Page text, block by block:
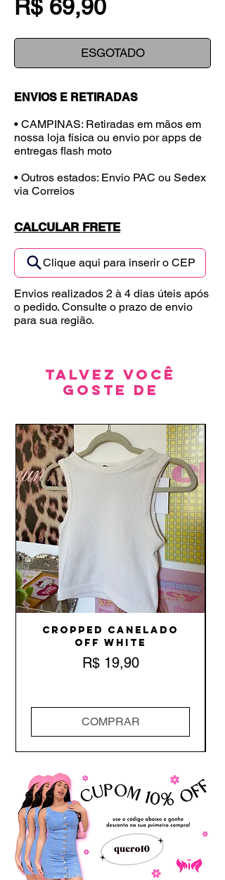
R$ 69,90Preço
ESGOTADO
ENVIOS E RETIRADAS
• CAMPINAS: Retiradas em mãos em
nossa loja física ou envio por apps de
entregas flash moto
• Outros estados: Envio PAC ou Sedex
via Correios
CALCULAR FRETE
Clique aqui para inserir o CEP
Envios realizados 2 à 4 dias úteis após
o pedido. Consulte o prazo de envio
para sua região.
Talvez você
goste de
Cropped Canelado
Off White
Preço
R$ 19,90
COMPRAR